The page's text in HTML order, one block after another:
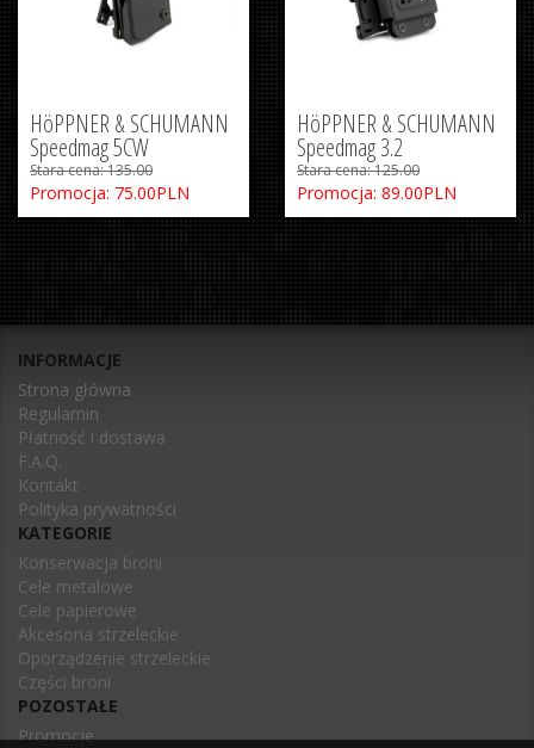
HöPPNER & SCHUMANN
Speedmag 5CW
Stara cena: 135.00
Promocja: 75.00PLN
HöPPNER & SCHUMANN
Speedmag 3.2
Stara cena: 125.00
Promocja: 89.00PLN
INFORMACJE
Strona główna
Regulamin
Płatność i dostawa
F.A.Q.
Kontakt
Polityka prywatności
KATEGORIE
Konserwacja broni
Cele metalowe
Cele papierowe
Akcesoria strzeleckie
Oporządzenie strzeleckie
Części broni
POZOSTAŁE
Promocje